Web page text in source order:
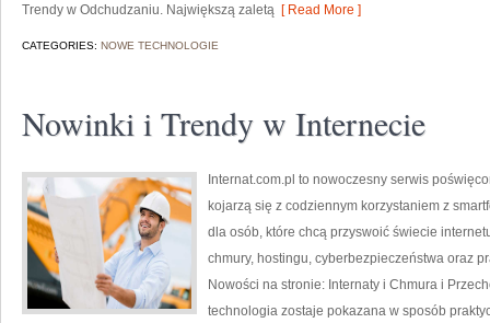
Trendy w Odchudzaniu. Największą zaletą [ Read More ]
CATEGORIES: NOWE TECHNOLOGIE
Nowinki i Trendy w Internecie
Internat.com.pl to nowoczesny serwis
kojarzą się z codziennym korzystaniem z
dla osób, które chcą przyswoić świecie
chmury, hostingu, cyberbezpieczeństwa oraz
Nowości na stronie: Internaty i Chmura i
technologia zostaje pokazana w sposób